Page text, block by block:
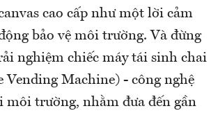
cao cấp như một lời cảm
bảo vệ môi trường. Và đừng
nghiệm chiếc máy tái sinh chai
Vending Machine) - công nghệ
môi trường, nhằm đưa đến gần